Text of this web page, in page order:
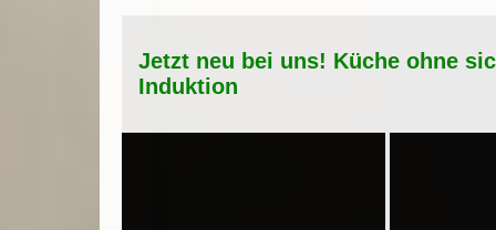
Jetzt neu bei uns! Küche ohne
Induktion